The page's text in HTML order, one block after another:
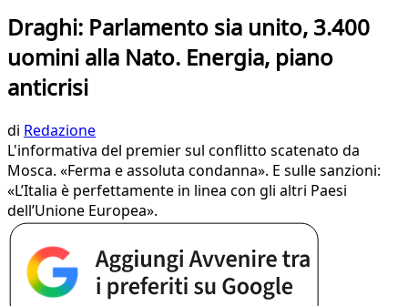
Draghi: Parlamento sia unito, 3.400
uomini alla Nato. Energia, piano
anticrisi
di Redazione
L'informativa del premier sul conflitto scatenato da
Mosca. «Ferma e assoluta condanna». E sulle sanzioni:
«L’Italia è perfettamente in linea con gli altri Paesi
dell’Unione Europea».